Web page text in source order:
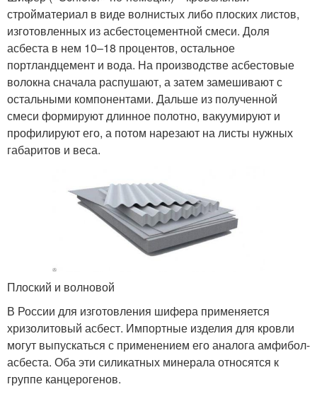
стройматериал в виде волнистых либо плоских листов,
изготовленных из асбестоцементной смеси. Доля
асбеста в нем 10–18 процентов, остальное
портландцемент и вода. На производстве асбестовые
волокна сначала распушают, а затем замешивают с
остальными компонентами. Дальше из полученной
смеси формируют длинное полотно, вакуумируют и
профилируют его, а потом нарезают на листы нужных
габаритов и веса.
Плоский и волновой
В России для изготовления шифера применяется
хризолитовый асбест. Импортные изделия для кровли
могут выпускаться с применением его аналога амфибол-
асбеста. Оба эти силикатных минерала относятся к
группе канцерогенов.